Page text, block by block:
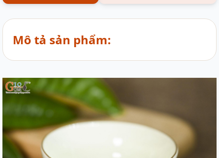
Mô tả sản phẩm: